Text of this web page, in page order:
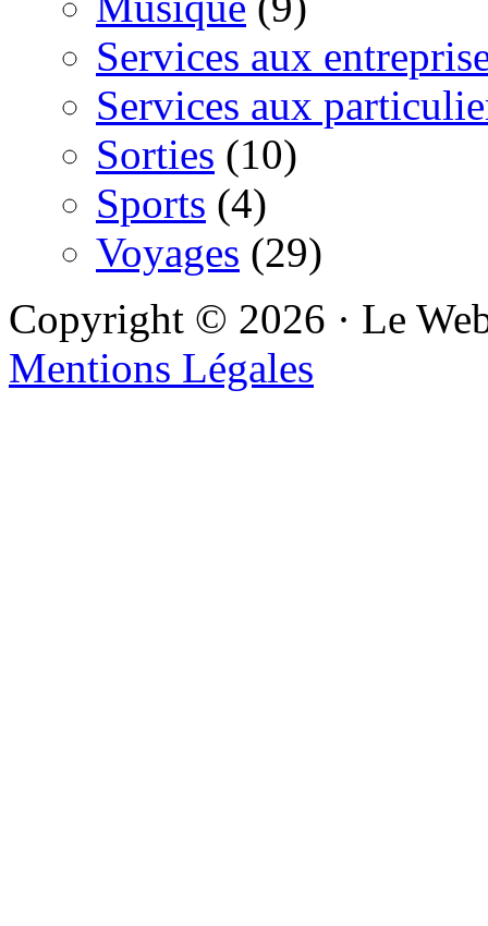
Services aux
Services aux
Sorties (10)
Sports (4)
Voyages (29)
Copyright © 2026 · Le
Mentions Légales